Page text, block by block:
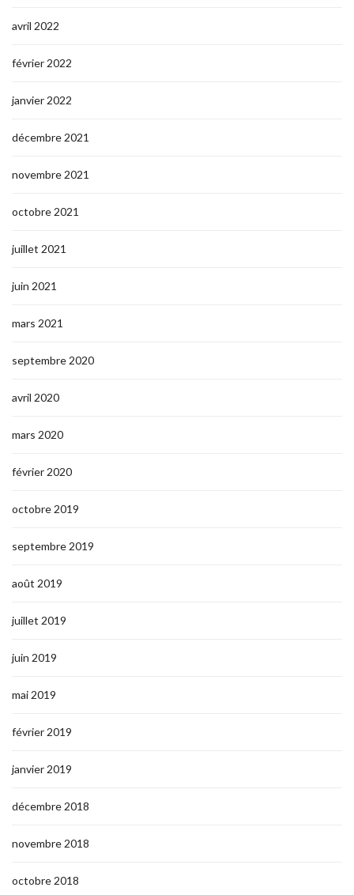
avril 2022
février 2022
janvier 2022
décembre 2021
novembre 2021
octobre 2021
juillet 2021
juin 2021
mars 2021
septembre 2020
avril 2020
mars 2020
février 2020
octobre 2019
septembre 2019
août 2019
juillet 2019
juin 2019
mai 2019
février 2019
janvier 2019
décembre 2018
novembre 2018
octobre 2018